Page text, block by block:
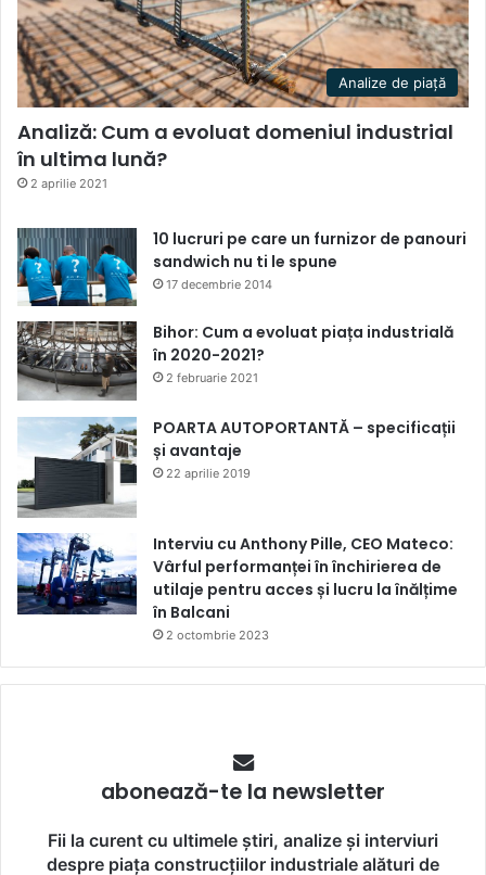
Analize de piață
Analiză: Cum a evoluat domeniul industrial
în ultima lună?
2 aprilie 2021
10 lucruri pe care un furnizor de panouri
sandwich nu ti le spune
17 decembrie 2014
Bihor: Cum a evoluat piața industrială
în 2020-2021?
2 februarie 2021
POARTA AUTOPORTANTĂ – specificații
și avantaje
22 aprilie 2019
Interviu cu Anthony Pille, CEO Mateco:
Vârful performanței în închirierea de
utilaje pentru acces și lucru la înălțime
în Balcani
2 octombrie 2023
abonează-te la newsletter
Fii la curent cu ultimele știri, analize și interviuri
despre piața construcțiilor industriale alături de